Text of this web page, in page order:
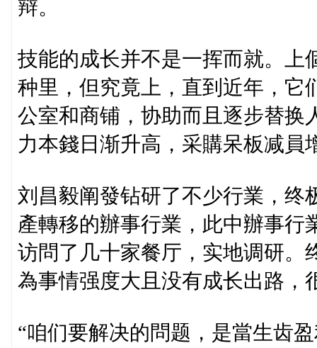
辩。
技能的成长并不是一挥而就。上
种里，但究竟上，直到近年，它
公室和商铺，协助而且逐步替换
力本錢日渐升高，采購呆板减員
刘昌毅阐發钻研了不少行業，终
產轉移的辦事行業，此中辦事行
访問了几十家餐厅，实地调研。
為事情强度大且没有成长出路，
“咱们要解决的問题，是當生齿